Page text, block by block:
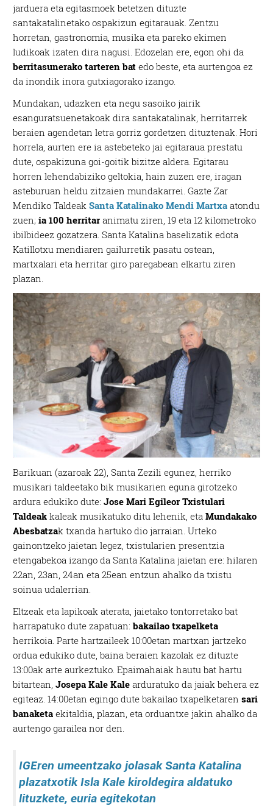
jarduera eta egitasmoek betetzen dituzte
santakatalinetako ospakizun egitarauak. Zentzu
horretan, gastronomia, musika eta pareko ekimen
ludikoak izaten dira nagusi. Edozelan ere, egon ohi da
berritasunerako tarteren bat edo beste, eta aurtengoa ez
da inondik inora gutxiagorako izango.
Mundakan, udazken eta negu sasoiko jairik
esanguratsuenetakoak dira santakatalinak, herritarrek
beraien agendetan letra gorriz gordetzen dituztenak. Hori
horrela, aurten ere ia astebeteko jai egitaraua prestatu
dute, ospakizuna goi-goitik bizitze aldera. Egitarau
horren lehendabiziko geltokia, hain zuzen ere, iragan
asteburuan heldu zitzaien mundakarrei. Gazte Zar
Mendiko Taldeak Santa Katalinako Mendi Martxa atondu
zuen;ia 100 herritar animatu ziren, 19 eta 12 kilometroko
ibilbideez gozatzera. Santa Katalina baselizatik edota
Katillotxu mendiaren gailurretik pasatu ostean,
martxalari eta herritar giro paregabean elkartu ziren
plazan.
Barikuan (azaroak 22), Santa Zezili egunez, herriko
musikari taldeetako bik musikarien eguna girotzeko
ardura edukiko dute:Jose Mari Egileor Txistulari
Taldeak kaleak musikatuko ditu lehenik, etaMundakako
Abesbatzak txanda hartuko dio jarraian. Urteko
gainontzeko jaietan legez, txistularien presentzia
etengabekoa izango da Santa Katalina jaietan ere: hilaren
22an, 23an, 24an eta 25ean entzun ahalko da txistu
soinua udalerrian.
Eltzeak eta lapikoak aterata, jaietako tontorretako bat
harrapatuko dute zapatuan:bakailao txapelketa
herrikoia. Parte hartzaileek 10:00etan martxan jartzeko
ordua edukiko dute, baina beraien kazolak ez dituzte
13:00ak arte aurkeztuko. Epaimahaiak hautu bat hartu
bitartean,Josepa Kale Kale arduratuko da jaiak behera ez
egiteaz. 14:00etan egingo dute bakailao txapelketarensari
banaketa ekitaldia, plazan, eta orduantxe jakin ahalko da
aurtengo garailea nor den.
IGEren umeentzako jolasak Santa Katalina
plazatxotik Isla Kale kiroldegira aldatuko
lituzkete, euria egitekotan